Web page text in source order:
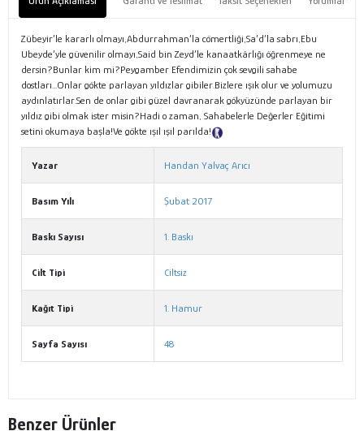
Zübeyir’le kararlı olmayı,Abdurrahman’la cömertliği,Sa’d’la sabrı,Ebu
Ubeyde’yle güvenilir olmayı,Said bin Zeyd’le kanaatkârlığı öğrenmeye ne
dersin?Bunlar kim mi?Peygamber Efendimizin çok sevgili sahabe
dostları...Onlar gökte parlayan yıldızlar gibiler.Bizlere ışık olur ve yolumuzu
aydınlatırlar.Sen de onlar gibi güzel davranarak gökyüzünde parlayan bir
yıldız gibi olmak ister misin?Hadi o zaman, Sahabelerle Değerler Eğitimi
setini okumaya başla!Ve gökte ışıl ışıl parılda!
Yazar Handan Yalvaç Arıcı
Basım Yılı Şubat 2017
Baskı Sayısı 1. Baskı
Cilt Tipi Ciltsiz
Kağıt Tipi 1. Hamur
Sayfa Sayısı 48
Benzer Ürünler